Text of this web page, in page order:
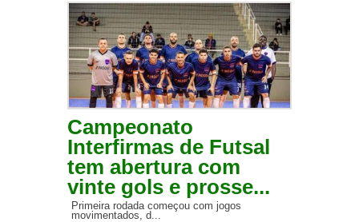
Campeonato
Interfirmas de Futsal
tem abertura com
vinte gols e prosse...
Primeira rodada começou com jogos
movimentados, d...